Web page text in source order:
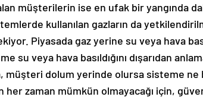
müşterilerin ise en ufak bir yangında
kullanılan gazların da
Piyasada gaz yerine su veya hava
veya hava basıldığını dışarıdan
dolum yerinde olursa sisteme ne
zaman mümkün olmayacağı için,